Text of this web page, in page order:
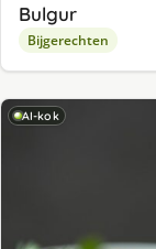
Bulgur
Bijgerechten
AI-kok